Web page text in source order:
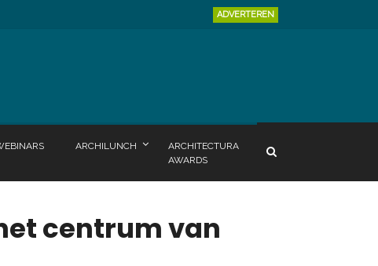
ADVERTEREN
ARCHILUNCH
ARCHITECTURA
AWARDS
centrum van